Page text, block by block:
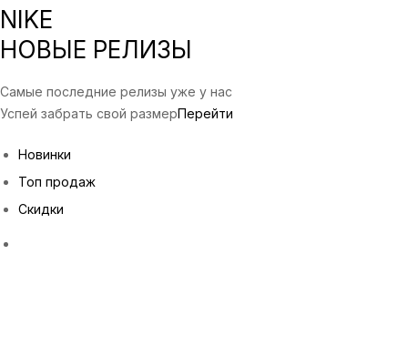
NIKE
НОВЫЕ РЕЛИЗЫ
Самые последние релизы уже у нас
Успей забрать свой размерПерейти
Новинки
Топ продаж
Скидки